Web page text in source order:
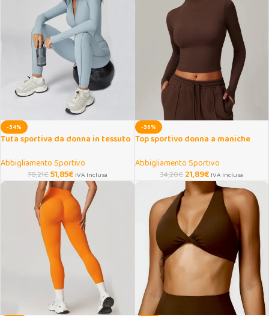
-34%
Tuta sportiva da donna in tessuto
Abbigliamento Sportivo
78,21€51,85€ IVA Inclusa
-36%
Top sportivo donna a maniche
Abbigliamento Sportivo
34,20€21,89€ IVA Inclusa